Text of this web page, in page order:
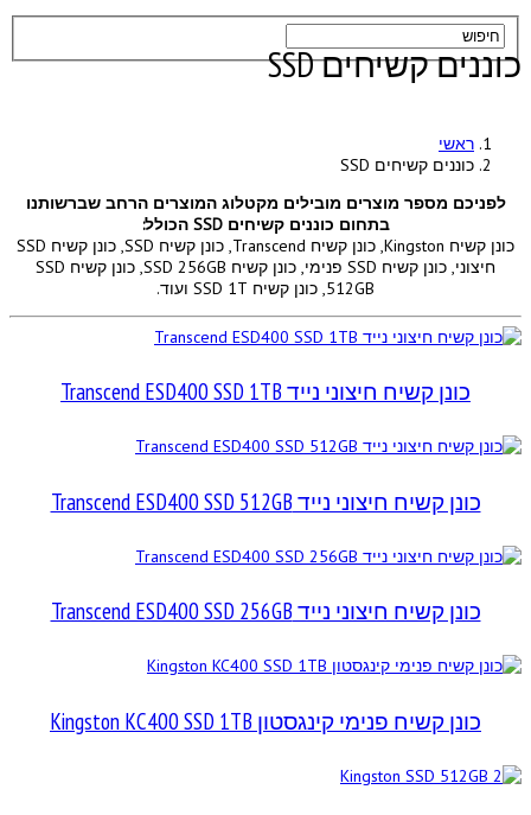
כוננים קשיחים SSD
ראשי
כוננים קשיחים SSD
לפניכם מספר מוצרים מובילים מקטלוג המוצרים הרחב שברשותנו
בתחום כוננים קשיחים SSD הכולל:
כונן קשיח Kingston, כונן קשיח Transcend, כונן קשיח SSD, כונן קשיח SSD
חיצוני, כונן קשיח SSD פנימי, כונן קשיח SSD 256GB, כונן קשיח SSD
512GB, כונן קשיח SSD 1T ועוד.
כונן קשיח חיצוני נייד Transcend ESD400 SSD 1TB
כונן קשיח חיצוני נייד Transcend ESD400 SSD 512GB
כונן קשיח חיצוני נייד Transcend ESD400 SSD 256GB
כונן קשיח פנימי קינגסטון Kingston KC400 SSD 1TB